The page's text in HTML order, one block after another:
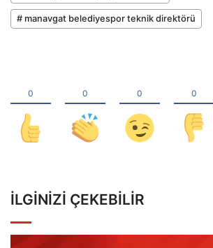
# manavgat belediyespor teknik direktörü
İLGINIZI ÇEKEBILIR